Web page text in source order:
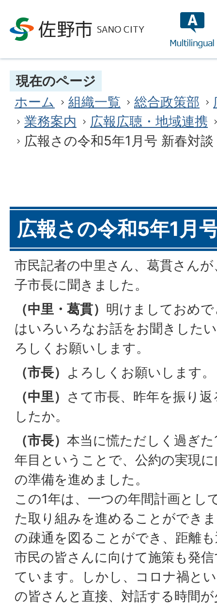
現在のページ
ホーム
組織一覧 総合政策部
業務案内
広報広聴・地域連携
広報さの令和5年1月号 新春対談
広報さの令和5年1月
市民記者の中里さん、葛貫さん
子市長に聞きました。
（中里・葛貫） 明けましておめ
はいろいろなお話をお聞きした
ろしくお願いします。
（市長） よろしくお願いします。
（中里） さて市長、昨年を振り
したか。
（市長） 本当に慌ただしく過ぎ
年目ということで、公約の実現
の準備を進めました。
この1年は、一つの年間計画とし
た取り組みを進めることができ
の疎通を図ることができ、距離
市民の皆さんに向けて施策も発
ています。しかし、コロナ禍と
の皆さんと直接、対話する時間